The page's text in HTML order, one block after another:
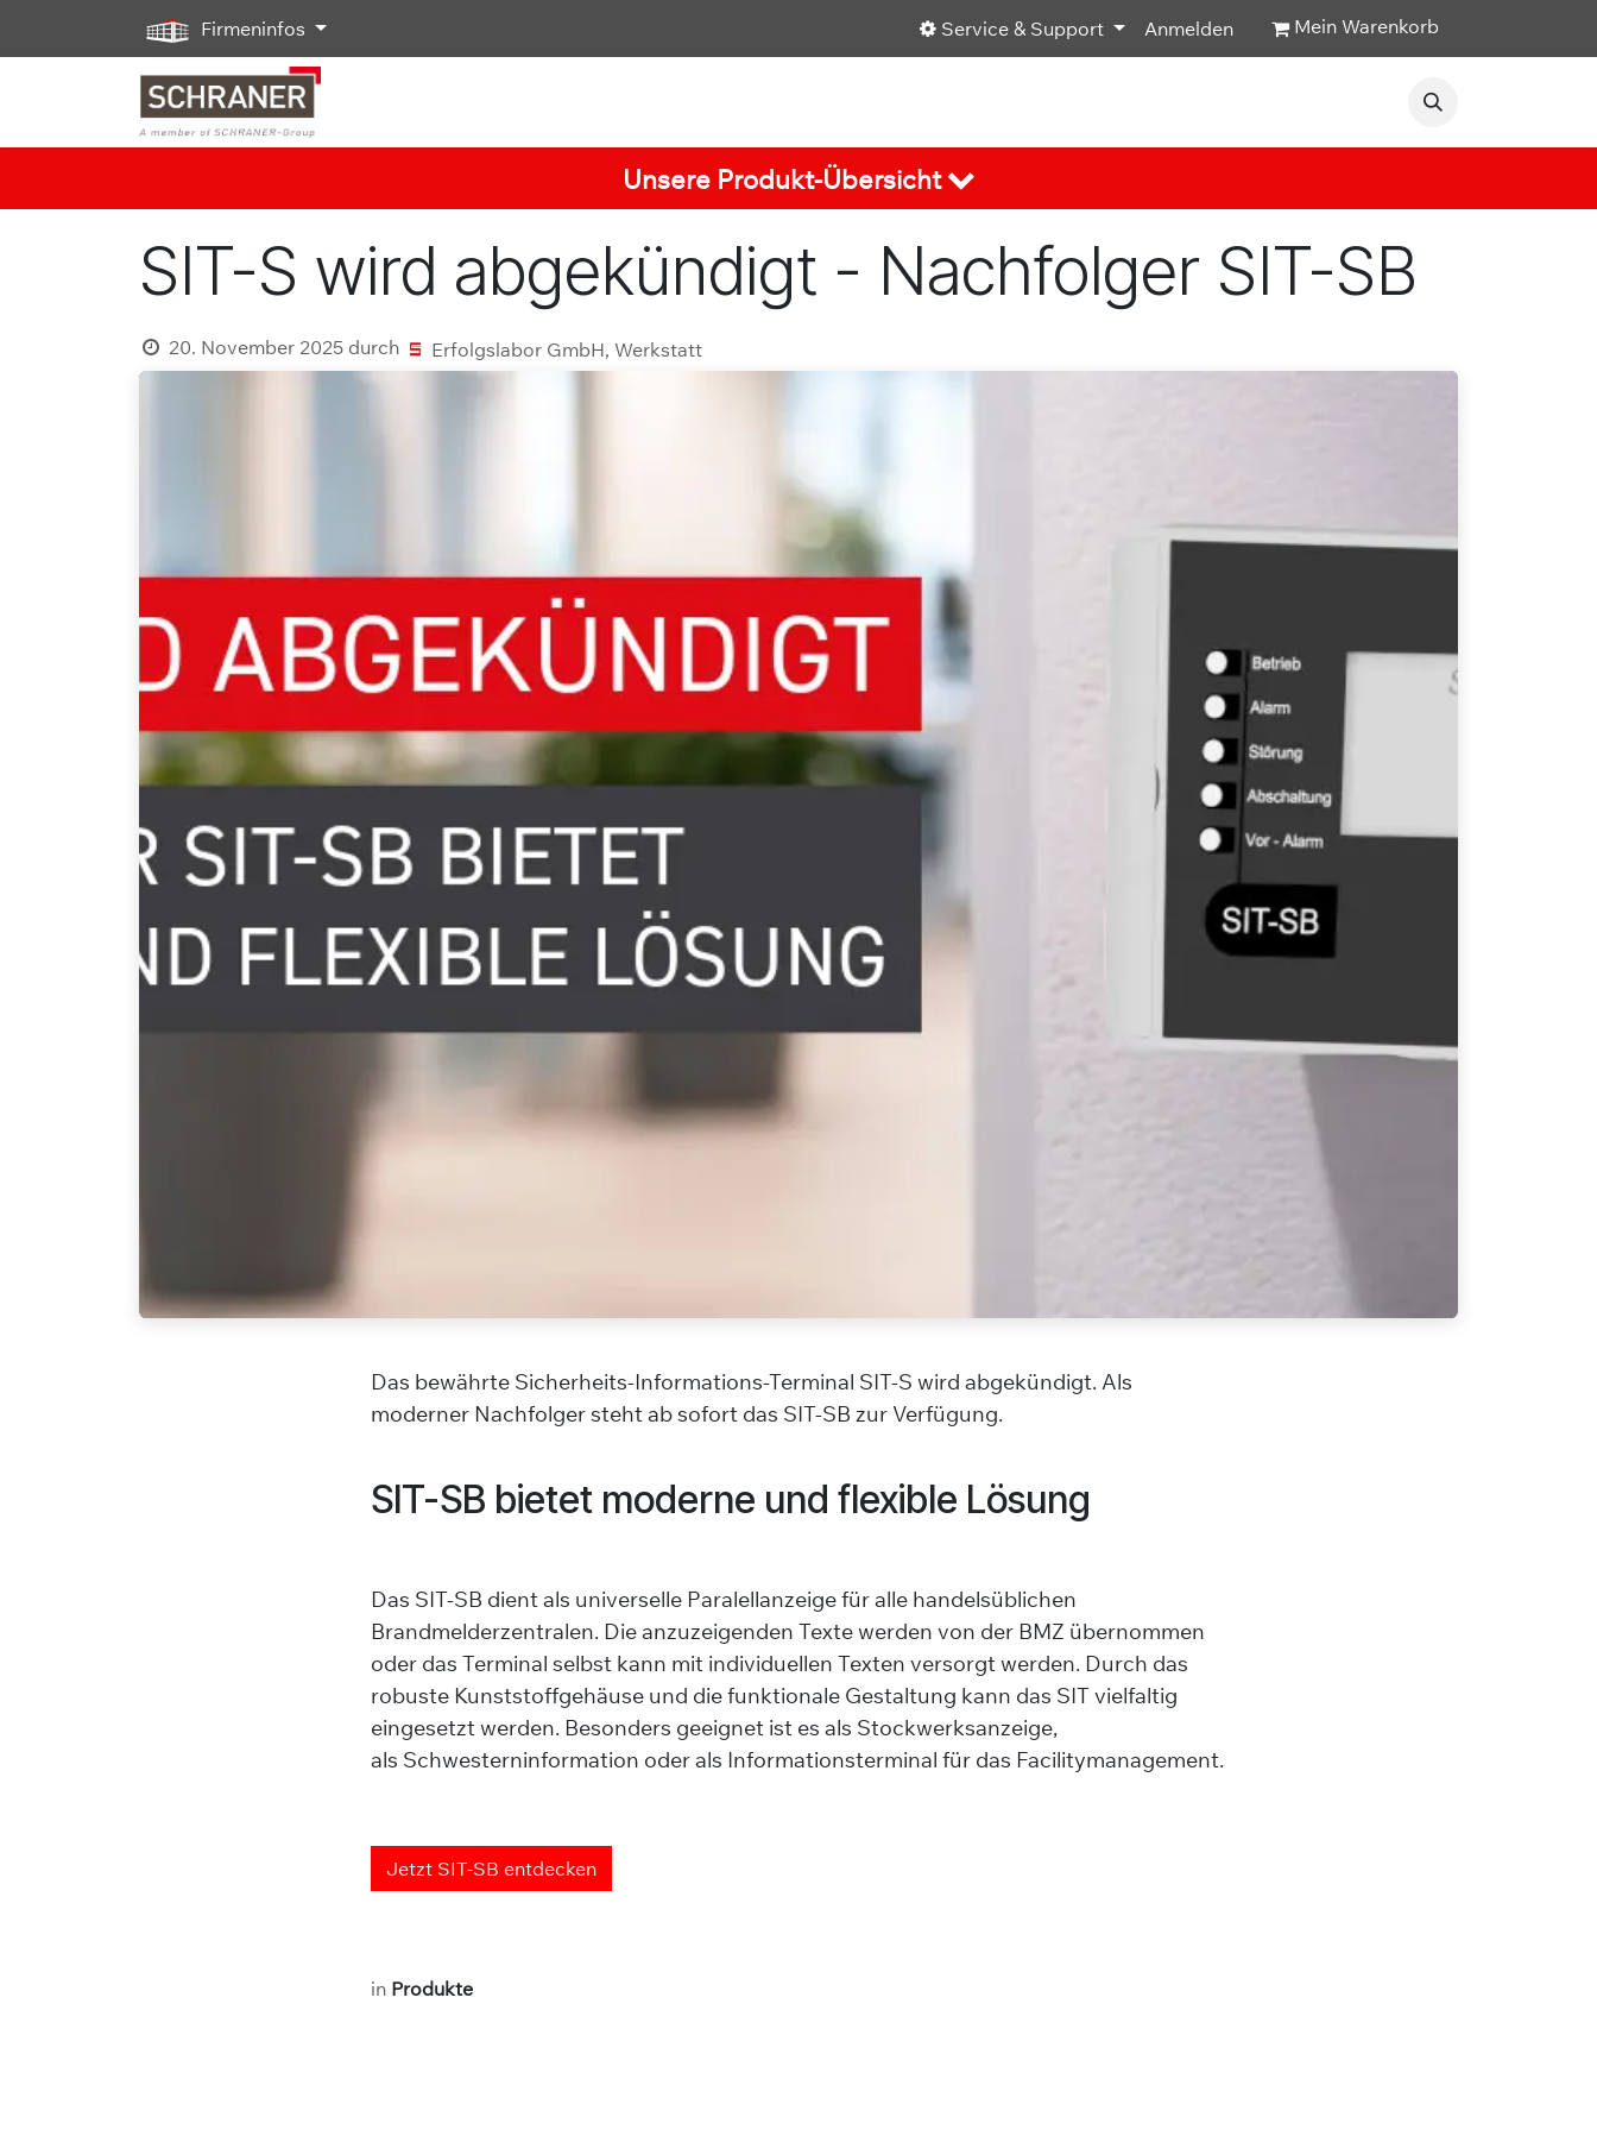
Zum Inhalt springen
Firmeninfos Service & Support Anmelden Mein Warenkorb
Unsere Produkt-Übersicht
SIT-S wird abgekündigt - Nachfolger SIT-SB
20. November 2025 durch Erfolgslabor GmbH, Werkstatt
Das bewährte Sicherheits-Informations-Terminal SIT-S wird abgekündigt. Als
moderner Nachfolger steht ab sofort das SIT-SB zur Verfügung.
SIT-SB bietet moderne und flexible Lösung
Das SIT-SB dient als universelle Paralellanzeigefür alle handelsüblichen
Brandmelderzentralen. Die anzuzeigenden Texte werden von der BMZ übernommen
oder das Terminal selbst kann mit individuellen Texten versorgt werden. Durch das
robuste Kunststoffgehäuse und die funktionale Gestaltung kann das SIT vielfaltig
eingesetzt werden. Besonders geeignet ist es als Stockwerksanzeige,
als Schwesterninformation oder als Informationsterminal für das Facilitymanagement.
Jetzt SIT-SB entdecken
in Produkte